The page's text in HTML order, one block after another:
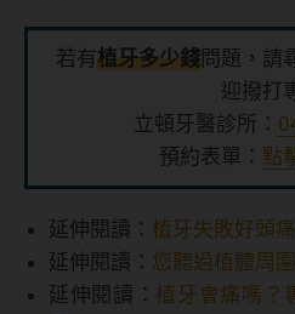
若有植牙多少錢問題，請
迎撥打
立頓牙醫診所：
預約表單： 點
延伸閱讀： 植牙失敗好頭
延伸閱讀： 您聽過植體周
延伸閱讀： 植牙會痛嗎？